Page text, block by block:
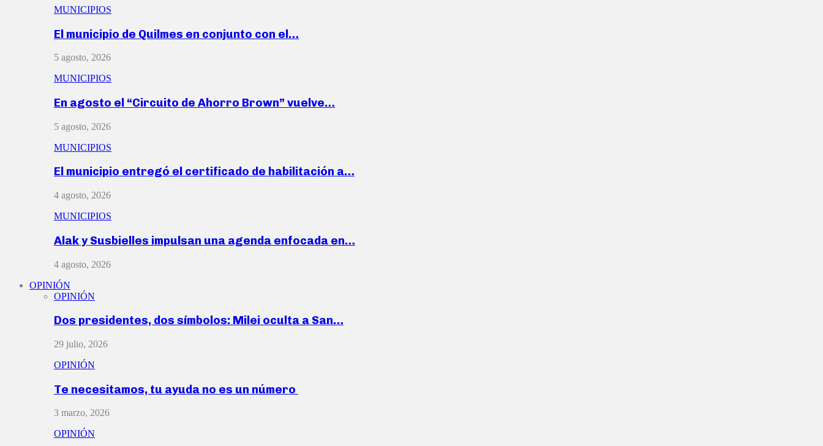
MUNICIPIOS
El municipio de Quilmes en conjunto con el…
5 agosto, 2026
MUNICIPIOS
En agosto el “Circuito de Ahorro Brown” vuelve…
5 agosto, 2026
MUNICIPIOS
El municipio entregó el certificado de habilitación a…
4 agosto, 2026
MUNICIPIOS
Alak y Susbielles impulsan una agenda enfocada en…
4 agosto, 2026
OPINIÓN
OPINIÓN
Dos presidentes, dos símbolos: Milei oculta a San…
29 julio, 2026
OPINIÓN
Te necesitamos, tu ayuda no es un número
3 marzo, 2026
OPINIÓN